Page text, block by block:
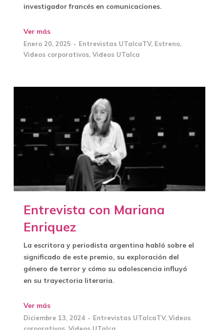
investigador francés en comunicaciones.
Ver más
Enero 20, 2025 Entrevistas UTalcaTV, Estreno,
Videos corporativos, Videos UTalca
Entrevista con Mariana
Enriquez
La escritora y periodista argentina habló sobre el
significado de este premio, su exploración del
género de terror y cómo su adolescencia influyó
en su trayectoria literaria.
Ver más
Diciembre 13, 2024 Entrevistas UTalcaTV, Videos